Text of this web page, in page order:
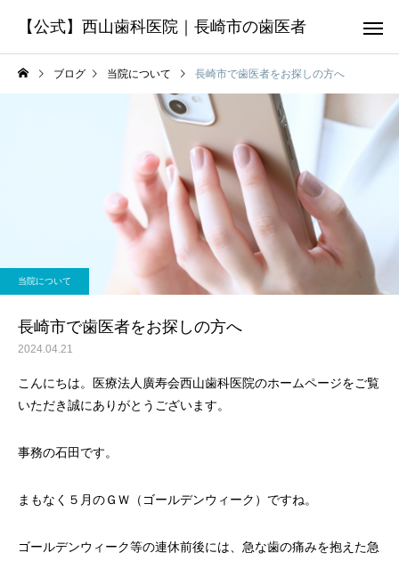
【公式】西山歯科医院｜長崎市の歯医者
虫歯治療
院長Blog
新年のご挨拶
お知らせ
２月８日（土）現在の
周辺の雪の状況
ブログ 当院について 長崎市で歯医者をお探しの方へ
当院について
長崎市で歯医者をお探しの方へ
2024.04.21
こんにちは。医療法人廣寿会西山歯科医院のホームページをご覧
いただき誠にありがとうございます。
事務の石田です。
まもなく５月のＧＷ（ゴールデンウィーク）ですね。
ゴールデンウィーク等の連休前後には、急な歯の痛みを抱えた急